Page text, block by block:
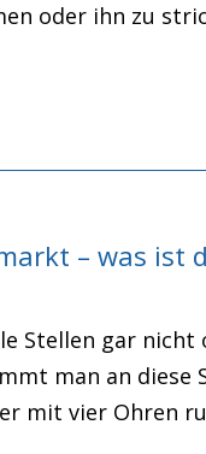
oder ihn zu
– was ist
Stellen gar nicht
man an diese
mit vier Ohren